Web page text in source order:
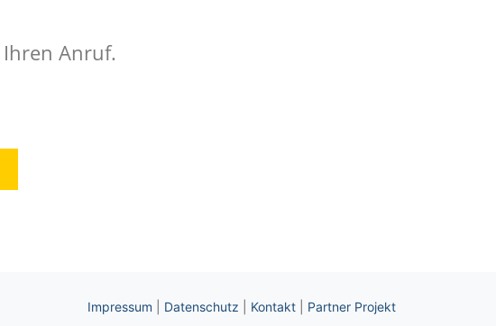
Anruf.
Impressum Datenschutz Kontakt| Partner Projekt